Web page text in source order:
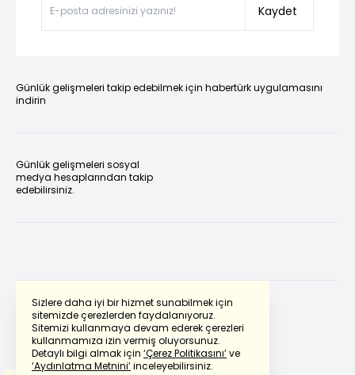
Sizlere daha iyi bir hizmet sunabilmek için
sitemizde çerezlerden faydalanıyoruz.
Sitemizi kullanmaya devam ederek çerezleri
kullanmamıza izin vermiş oluyorsunuz.
Detaylı bilgi almak için ‘Çerez Politikasını’ve
‘Aydınlatma Metnini’inceleyebilirsiniz.
Kaydet
Günlük gelişmeleri takip edebilmek için habertürk uygulamasını
indirin
Günlük gelişmeleri sosyal
medya hesaplarından takip
edebilirsiniz.
Powered by Translate